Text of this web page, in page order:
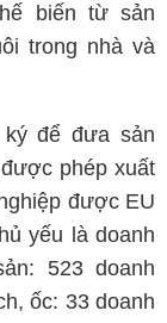
biến từ sản
trong nhà và
để đưa sản
phép xuất
được EU
yếu là doanh
523 doanh
ốc: 33 doanh